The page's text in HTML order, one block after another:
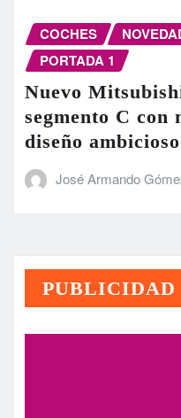
COCHES
PORTADA 1
Nuevo
segmento C con
diseño
José Armando
PUBLICIDAD